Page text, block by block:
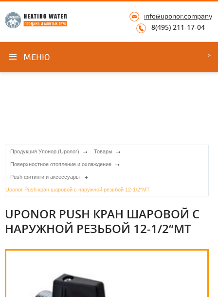
info@uponor.company
8(495) 211-17-04
МЕНЮ
Продукция Упонор (Uponor) Товары
Поверхностное отопление и охлаждение
Push фитинги и аксессуары
Uponor Push кран шаровой с наружной резьбой 12-1/2“MT
UPONOR PUSH КРАН ШАРОВОЙ С
НАРУЖНОЙ РЕЗЬБОЙ 12-1/2“MT